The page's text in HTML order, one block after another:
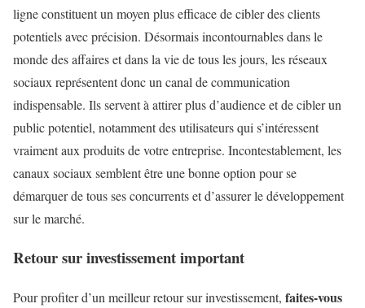
ligne constituent un moyen plus efficace de cibler des clients
potentiels avec précision. Désormais incontournables dans le
monde des affaires et dans la vie de tous les jours, les réseaux
sociaux représentent donc un canal de communication
indispensable. Ils servent à attirer plus d’audience et de cibler un
public potentiel, notamment des utilisateurs qui s’intéressent
vraiment aux produits de votre entreprise. Incontestablement, les
canaux sociaux semblent être une bonne option pour se
démarquer de tous ses concurrents et d’assurer le développement
sur le marché.
Retour sur investissement important
Pour profiter d’un meilleur retour sur investissement, faites-vous